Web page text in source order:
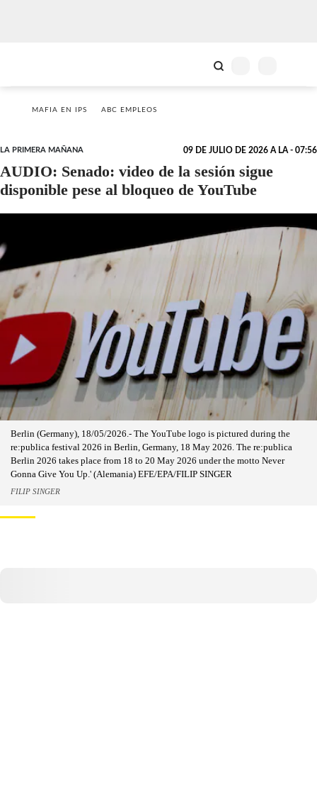
MAFIA EN IPS ABC EMPLEOS
LA PRIMERA MAÑANA 09 DE JULIO DE 2026 A LA - 07:56
AUDIO: Senado: video de la sesión sigue
disponible pese al bloqueo de YouTube
Berlin (Germany), 18/05/2026.- The YouTube logo is pictured during the
re:publica festival 2026 in Berlin, Germany, 18 May 2026. The re:publica
Berlin 2026 takes place from 18 to 20 May 2026 under the motto Never
Gonna Give You Up.' (Alemania) EFE/EPA/FILIP SINGER
FILIP SINGER